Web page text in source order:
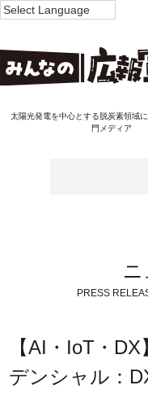
太陽光発電を中心とする脱炭素領域
門メディア
ニ
PRESS
【AI・IoT・
デンシャル：